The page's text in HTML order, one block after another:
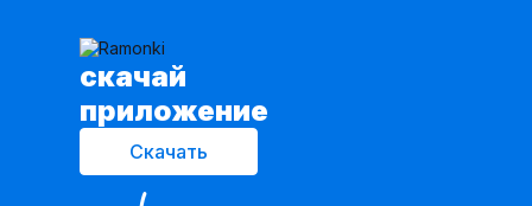
cкачай
приложение
Скачать